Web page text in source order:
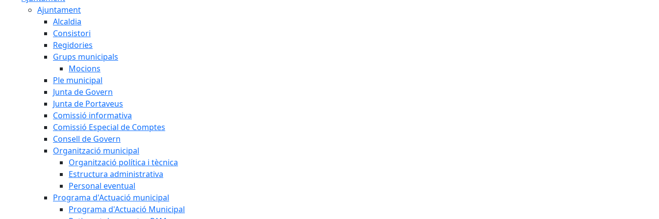
Ajuntament
Alcaldia
Consistori
Regidories
Grups municipals
Mocions
Ple municipal
Junta de Govern
Junta de Portaveus
Comissió informativa
Comissió Especial de Comptes
Consell de Govern
Organització municipal
Organització política i tècnica
Estructura administrativa
Personal eventual
Programa d'Actuació municipal
Programa d'Actuació Municipal